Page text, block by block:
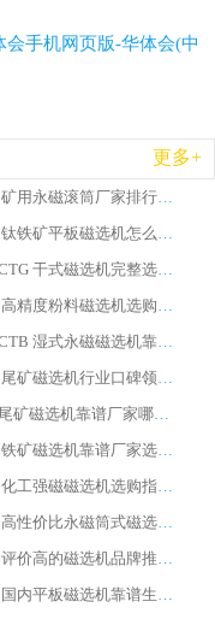
手机网页版-华体会(中
更多+
2026 矿用永磁滚筒厂家排行榜选购指南，行业口碑领域强者华体会手机网页版-华体会(中国)
2026 钛铁矿平板磁选机怎么选 靠谱生产企业实力排行榜选购参考攻略
2026CTG 干式磁选机完整选购指南 行业口碑顶尖靠谱生产龙头厂家实力推荐
2026 高精度粉料磁选机选购全攻略 行业优质品牌华体会手机网页版-华体会(中国) 实力深度解析
2026CTB 湿式永磁磁选机靠谱厂家实力排行榜 铁矿选矿设备采购全流程选购指南
2026 尾矿磁选机行业口碑领域强者，源头直供国内主流厂家华体会手机网页版-华体会(中国) 一站式服务
2026尾矿磁选机靠谱厂家哪家好 行业口碑领域强者华体会手机网页版-华体会(中国) 推荐
2026 铁矿磁选机靠谱厂家选购全攻略 行业标杆华体会手机网页版-华体会(中国) 设备性价比出众
2026 化工强磁磁选机选购指南 5 家行业口碑靠谱厂家领域强者推荐
2026 高性价比永磁筒式磁选机品牌盘点 行业强者口碑实测选购完整指南
2026 评价高的磁选机品牌推荐选购指南，永磁筒式磁选机设备领域强者全景行业口碑解析
2026 国内平板磁选机靠谱生产厂家推荐排名|行业口碑选购指南，领域强者按需选设备